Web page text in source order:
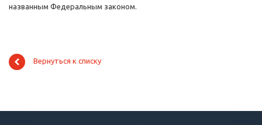
названным Федеральным законом.
Вернуться к списку